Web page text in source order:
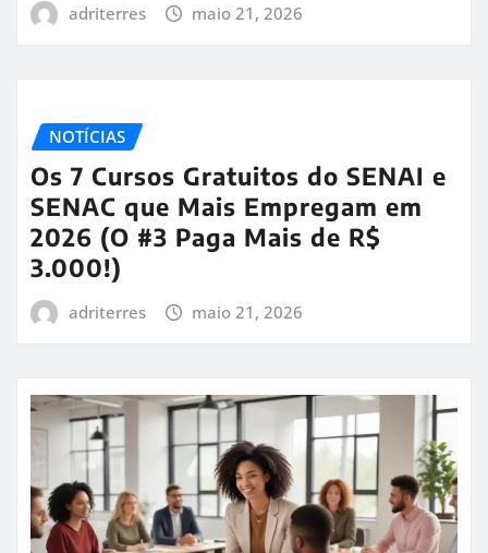
adriterres maio 21, 2026
NOTÍCIAS
Os 7 Cursos Gratuitos do SENAI e
SENAC que Mais Empregam em
2026 (O #3 Paga Mais de R$
3.000!)
adriterres maio 21, 2026